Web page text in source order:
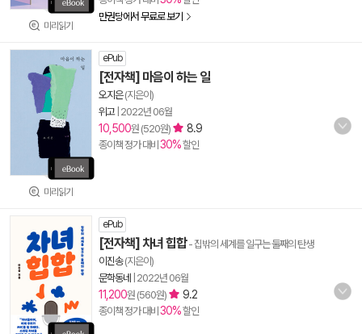
미리읽기
만권당에서 무료로 보기
미리읽기
ePub
[전자책] 마음이 하는 일
오지은(지은이)
위고| 2022년 06월
10,500원 (520원) 8.9
종이책 정가 대비 30%할인
ePub
[전자책] 차녀 힙합- 집밖의 세계를 일구는 둘째의 탄생
이진송(지은이)
문학동네
2022년 06월
11,200원 (560원) 9.2
종이책 정가 대비 30%할인